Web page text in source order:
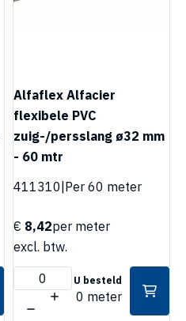
Alfaflex Alfacier
flexibele PVC
zuig-/persslang ø32 mm
- 60 mtr
411310|Per 60 meter
€ 8,42per meter
excl. btw.
U besteld
0 meter